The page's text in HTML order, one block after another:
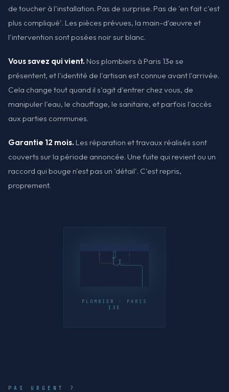
de toucher à l'installation. Pas de surprise. Pas de 'en fait c'est
plus compliqué'. Les pièces prévues, la main-d'œuvre et
l'intervention sont posées noir sur blanc.
Vous savez qui vient. Nos plombiers à Paris 13e se
présentent, et l'identité de l'artisan est connue avant l'arrivée.
Cela change tout quand il s'agit d'entrer chez vous, de
manipuler l'eau, le chauffage, le sanitaire, et parfois l'accès
aux parties communes.
Garantie 12 mois. Les réparation et travaux réalisés sont
couverts sur la période annoncée. Une fuite qui revient ou un
raccord qui bouge n'est pas un 'détail'. C'est repris,
proprement.
PLOMBIER · PARIS
13E
PAS URGENT ?